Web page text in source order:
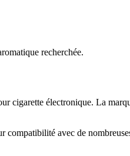
recherchée.
cigarette électronique. La
avec de